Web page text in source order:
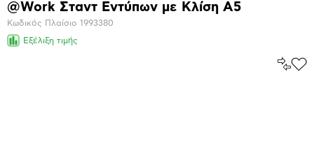
Βασικά
χαρακτηριστικά
@Work Σταντ Εντύπων με Κλίση A5
Κωδικός Πλαίσιο 1993380
Εξέλιξη τιμής